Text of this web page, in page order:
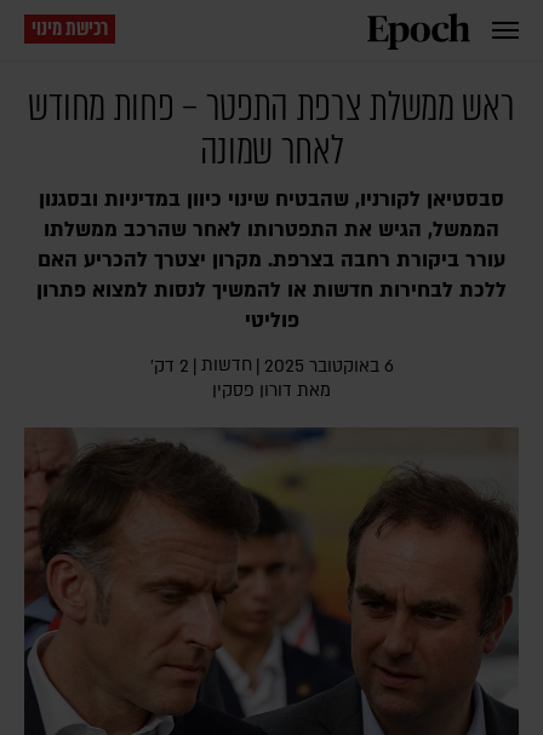
רכישת מינוי
ראש ממשלת צרפת התפטר – פחות מחודש
לאחר שמונה
סבסטיאן לקורניו, שהבטיח שינוי כיוון במדיניות ובסגנון
הממשל, הגיש את התפטרותו לאחר שהרכב ממשלתו
עורר ביקורת רחבה בצרפת. מקרון יצטרך להכריע האם
ללכת לבחירות חדשות או להמשיך לנסות למצוא פתרון
פוליטי
6 באוקטובר 2025 | חדשות | 2 דק׳
מאת דורון פסקין